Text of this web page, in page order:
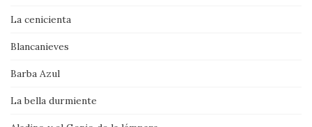
La cenicienta
Blancanieves
Barba Azul
La bella durmiente